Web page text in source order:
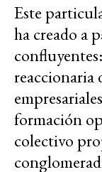
Este
ha creado a
reaccionaria
formación
colectivo